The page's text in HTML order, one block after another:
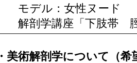
モデル：女性ヌード
解剖学講座「下肢帯
・美術解剖学について（